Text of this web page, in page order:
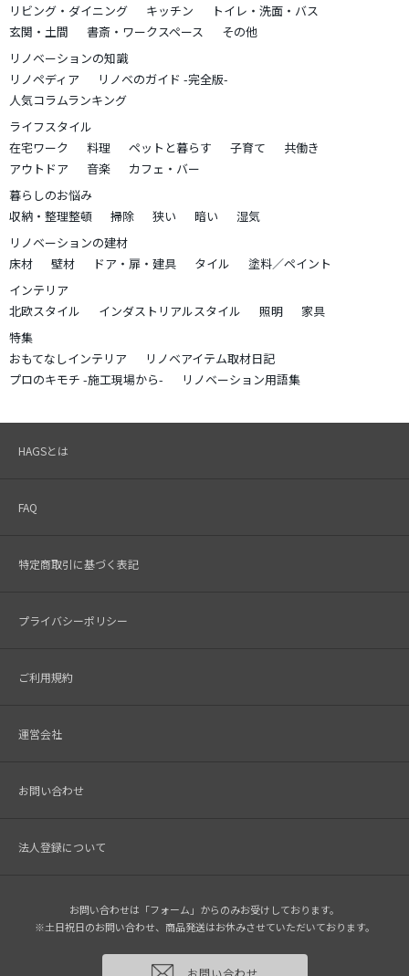
リビング・ダイニング
キッチン
トイレ・洗面・バス
玄関・土間
書斎・ワークスペース
その他
リノベーションの知識
リノペディア
リノベのガイド -完全版-
人気コラムランキング
ライフスタイル
在宅ワーク
料理 ペットと暮らす 子育て
共働き
アウトドア
音楽
カフェ・バー
暮らしのお悩み
収納・整理整頓
掃除 狭い 暗い
湿気
リノベーションの建材
床材
壁材 ドア・扉・建具 タイル
塗料／ペイント
インテリア
北欧スタイル
インダストリアルスタイル 照明
家具
特集
おもてなしインテリア
リノベアイテム取材日記
プロのキモチ -施工現場から-
リノベーション用語集
HAGSとは
FAQ
特定商取引に基づく表記
プライバシーポリシー
ご利用規約
運営会社
お問い合わせ
法人登録について
お問い合わせは「フォーム」からのみお受けしております。
※土日祝日のお問い合わせ、商品発送はお休みさせていただいております。
お問い合わせ